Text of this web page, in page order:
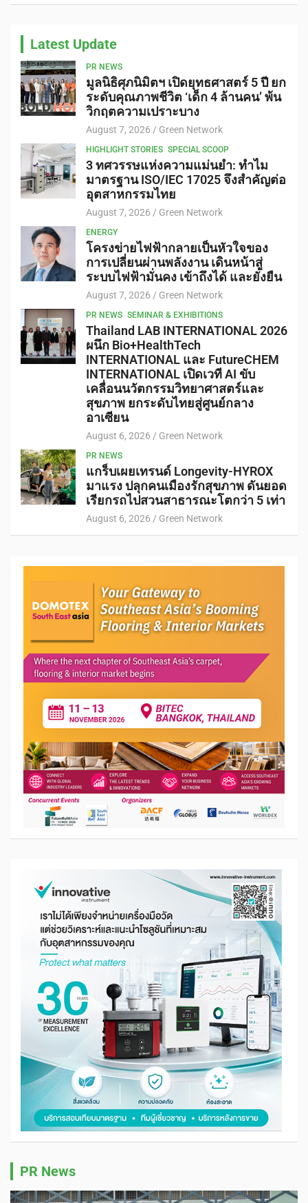
Latest Update
PR NEWS
มูลนิธิศุภนิมิตฯ เปิดยุทธศาสตร์ 5 ปี ยก
ระดับคุณภาพชีวิต ‘เด็ก 4 ล้านคน’ พ้น
วิกฤตความเปราะบาง
August 7, 2026 Green Network
HIGHLIGHT STORIES SPECIAL SCOOP
3 ทศวรรษแห่งความแม่นยำ: ทำไม
มาตรฐาน ISO/IEC 17025 จึงสำคัญต่อ
อุตสาหกรรมไทย
August 7, 2026 Green Network
ENERGY
โครงข่ายไฟฟ้ากลายเป็นหัวใจของ
การเปลี่ยนผ่านพลังงาน เดินหน้าสู่
ระบบไฟฟ้ามั่นคง เข้าถึงได้ และยั่งยืน
August 7, 2026 Green Network
PR NEWS SEMINAR & EXHIBITIONS
Thailand LAB INTERNATIONAL 2026
ผนึก Bio+HealthTech
INTERNATIONAL และ FutureCHEM
INTERNATIONAL เปิดเวที AI ขับ
เคลื่อนนวัตกรรมวิทยาศาสตร์และ
สุขภาพ ยกระดับไทยสู่ศูนย์กลาง
อาเซียน
August 6, 2026 Green Network
PR NEWS
แกร็บเผยเทรนด์ Longevity-HYROX
มาแรง ปลุกคนเมืองรักสุขภาพ ดันยอด
เรียกรถไปสวนสาธารณะโตกว่า 5 เท่า
August 6, 2026 Green Network
PR News